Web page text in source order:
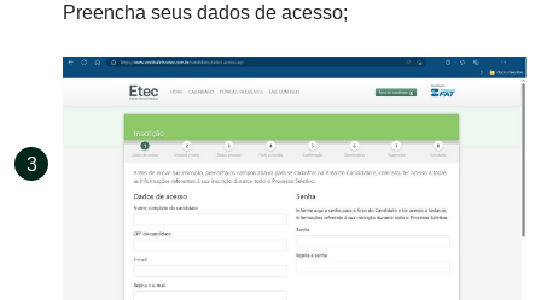
Preencha seus dados de acesso;